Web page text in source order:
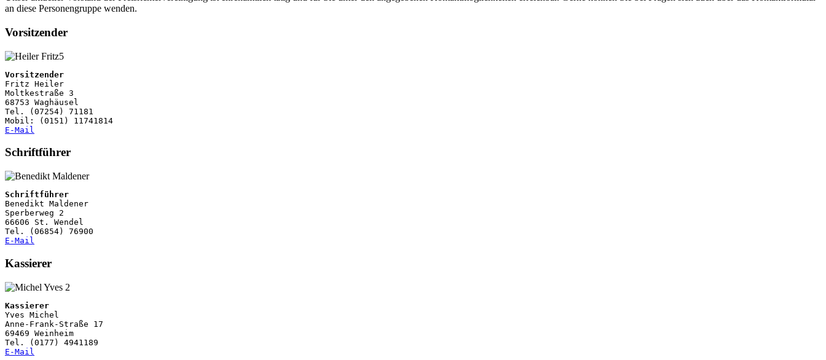
an diese Personengruppe wenden.
Vorsitzender
Vorsitzender
Fritz Heiler
Moltkestraße 3
68753 Waghäusel
Tel. (07254) 71181
E-Mail
Schriftführer
Schriftführer
Benedikt Maldener
Sperberweg 2
66606 St. Wendel
E-Mail
Kassierer
Kassierer
Yves Michel
Anne-Frank-Straße 17
69469 Weinheim
E-Mail